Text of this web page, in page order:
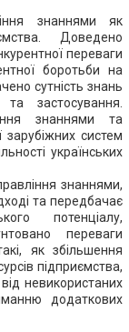
знаннями як
Доведено
переваги
боротьби на
сутність знань
застосування.
знаннями та
зарубіжних систем
українських
знаннями,
та передбачає
потенціалу,
переваги
як збільшення
підприємства,
невикористаних
додаткових